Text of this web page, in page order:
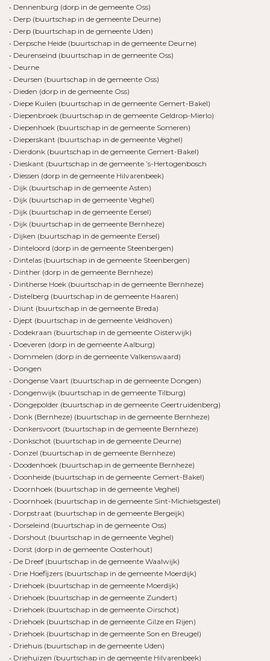
• Dennenburg (dorp in de gemeente Oss)
• Derp (buurtschap in de gemeente Deurne)
• Derp (buurtschap in de gemeente Uden)
• Derpsche Heide (buurtschap in de gemeente Deurne)
• Deurenseind (buurtschap in de gemeente Oss)
• Deurne
• Deursen (buurtschap in de gemeente Oss)
• Dieden (dorp in de gemeente Oss)
• Diepe Kuilen (buurtschap in de gemeente Gemert-Bakel)
• Diepenbroek (buurtschap in de gemeente Geldrop-Mierlo)
• Diepenhoek (buurtschap in de gemeente Someren)
• Dieperskant (buurtschap in de gemeente Veghel)
• Dierdonk (buurtschap in de gemeente Gemert-Bakel)
• Dieskant (buurtschap in de gemeente ’s-Hertogenbosch
• Diessen (dorp in de gemeente Hilvarenbeek)
• Dijk (buurtschap in de gemeente Asten)
• Dijk (buurtschap in de gemeente Veghel)
• Dijk (buurtschap in de gemeente Eersel)
• Dijk (buurtschap in de gemeente Bernheze)
• Dijken (buurtschap in de gemeente Eersel)
• Dinteloord (dorp in de gemeente Steenbergen)
• Dintelas (buurtschap in de gemeente Steenbergen)
• Dinther (dorp in de gemeente Bernheze)
• Dintherse Hoek (buurtschap in de gemeente Bernheze)
• Distelberg (buurtschap in de gemeente Haaren)
• Diunt (buurtschap in de gemeente Breda)
• Djept (buurtschap in de gemeente Veldhoven)
• Dodekraan (buurtschap in de gemeente Oisterwijk)
• Doeveren (dorp in de gemeente Aalburg)
• Dommelen (dorp in de gemeente Valkenswaard)
• Dongen
• Dongense Vaart (buurtschap in de gemeente Dongen)
• Dongenwijk (buurtschap in de gemeente Tilburg)
• Dongepolder (buurtschap in de gemeente Geertruidenberg)
• Donk (Bernheze) (buurtschap in de gemeente Bernheze)
• Donkersvoort (buurtschap in de gemeente Bernheze)
• Donkschot (buurtschap in de gemeente Deurne)
• Donzel (buurtschap in de gemeente Bernheze)
• Doodenhoek (buurtschap in de gemeente Bernheze)
• Doonheide (buurtschap in de gemeente Gemert-Bakel)
• Doornhoek (buurtschap in de gemeente Veghel)
• Doornhoek (buurtschap in de gemeente Sint-Michielsgestel)
• Dorpstraat (buurtschap in de gemeente Bergeijk)
• Dorseleind (buurtschap in de gemeente Oss)
• Dorshout (buurtschap in de gemeente Veghel)
• Dorst (dorp in de gemeente Oosterhout)
• De Dreef (buurtschap in de gemeente Waalwijk)
• Drie Hoefijzers (buurtschap in de gemeente Moerdijk)
• Driehoek (buurtschap in de gemeente Moerdijk)
• Driehoek (buurtschap in de gemeente Zundert)
• Driehoek (buurtschap in de gemeente Oirschot)
• Driehoek (buurtschap in de gemeente Gilze en Rijen)
• Driehoek (buurtschap in de gemeente Son en Breugel)
• Driehuis (buurtschap in de gemeente Uden)
• Driehuizen (buurtschap in de gemeente Hilvarenbeek)